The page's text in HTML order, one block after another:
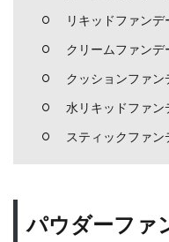
リキッドファンデ
クリームファンデ
クッションファン
水リキッドファン
スティックファン
パウダーファ